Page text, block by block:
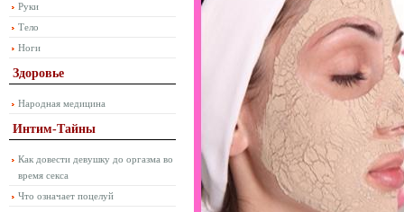
Руки
Тело
Ноги
Здоровье
Народная медицина
Интим-Тайны
Как довести девушку до оргазма во
время секса
Что означает поцелуй